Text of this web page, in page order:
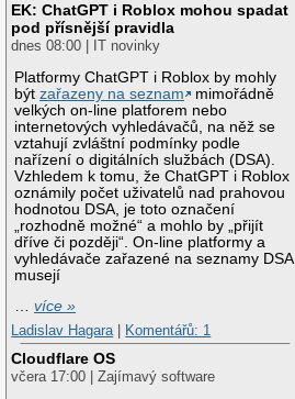
EK: ChatGPT i Roblox mohou spadat
pod přísnější pravidla
dnes 08:00 | IT novinky
Platformy ChatGPT i Roblox by mohly
býtzařazeny na seznam
mimořádně
velkých on-line platforem nebo
internetových vyhledávačů, na něž se
vztahují zvláštní podmínky podle
nařízení o digitálních službách (DSA).
Vzhledem k tomu, že ChatGPT i Roblox
oznámily počet uživatelů nad prahovou
hodnotou DSA, je toto označení
„rozhodně možné“ a mohlo by „přijít
dříve či později“. On-line platformy a
vyhledávače zařazené na seznamy DSA
musejí
…více »
Ladislav Hagara
Komentářů: 1
Cloudflare OS
včera 17:00 | Zajímavý software